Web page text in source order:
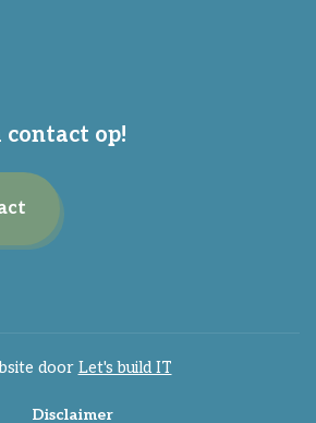
contact op!
door Let's build IT
Disclaimer